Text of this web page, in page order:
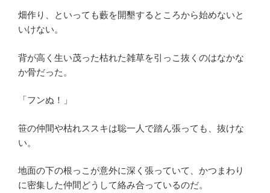
畑作り、といっても藪を開墾するところから始めないと
いけない。
背が高く生い茂った枯れた雑草を引っこ抜くのはなかな
か骨だった。
「フンぬ！」
笹の仲間や枯れススキは聡一人で踏ん張っても、抜けな
い。
地面の下の根っこが意外に深く張っていて、かつまわり
に密集した仲間どうして絡み合っているのだ。